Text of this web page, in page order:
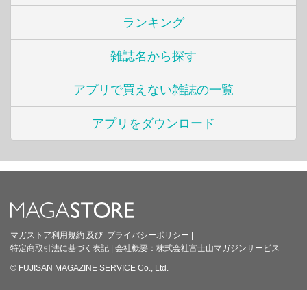
ランキング
雑誌名から探す
アプリで買えない雑誌の一覧
アプリをダウンロード
マガストア利用規約 及び プライバシーポリシー |
特定商取引法に基づく表記 | 会社概要： 株式会社富士山マガジンサービス
© FUJISAN MAGAZINE SERVICE Co., Ltd.